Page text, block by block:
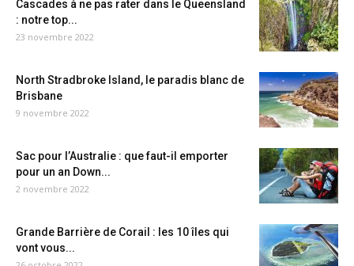
Cascades à ne pas rater dans le Queensland
: notre top...
23 novembre 2022
North Stradbroke Island, le paradis blanc de
Brisbane
9 novembre 2022
Sac pour l’Australie : que faut-il emporter
pour un an Down...
2 novembre 2022
Grande Barrière de Corail : les 10 îles qui
vont vous...